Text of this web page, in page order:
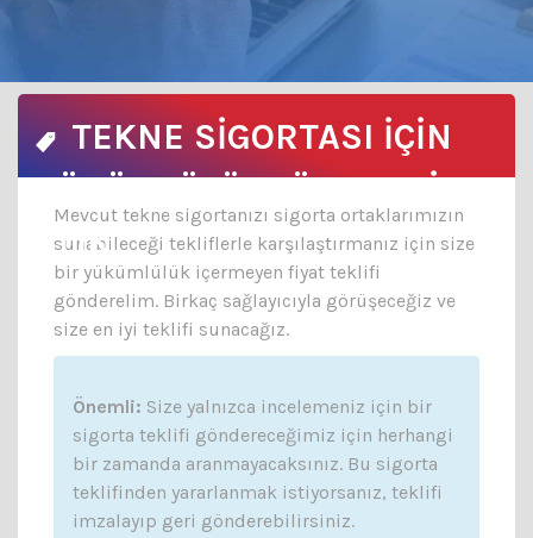
TEKNE SİGORTASI İÇİN
YÜKÜMLÜLÜKSÜZ TEKLİF
ALIN
Mevcut tekne sigortanızı sigorta ortaklarımızın
sunabileceği tekliflerle karşılaştırmanız için size
bir yükümlülük içermeyen fiyat teklifi
gönderelim. Birkaç sağlayıcıyla görüşeceğiz ve
size en iyi teklifi sunacağız.
Önemli: Size yalnızca incelemeniz için bir
sigorta teklifi göndereceğimiz için herhangi
bir zamanda aranmayacaksınız. Bu sigorta
teklifinden yararlanmak istiyorsanız, teklifi
imzalayıp geri gönderebilirsiniz.